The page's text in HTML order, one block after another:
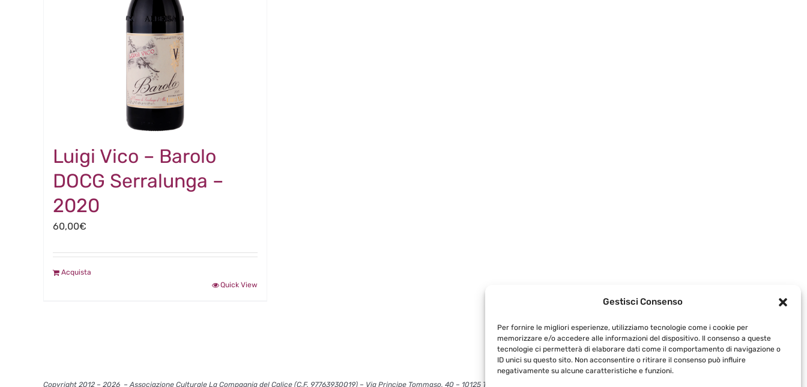
Gestisci Consenso
Per fornire le migliori esperienze, utilizziamo tecnologie come i cookie per
memorizzare e/o accedere alle informazioni del dispositivo. Il consenso a queste
tecnologie ci permetterà di elaborare dati come il comportamento di navigazione o
ID unici su questo sito. Non acconsentire o ritirare il consenso può influire
negativamente su alcune caratteristiche e funzioni.
Luigi Vico – Barolo
DOCG Serralunga –
2020
60,00€
Acquista
Quick View
Copyright 2012 – 2026 – Associazione Culturale La Compagnia del Calice (C.F. 97763930019) – Via Principe Tommaso, 40 – 10125 Torino – info@lacompagniadelcalice.it